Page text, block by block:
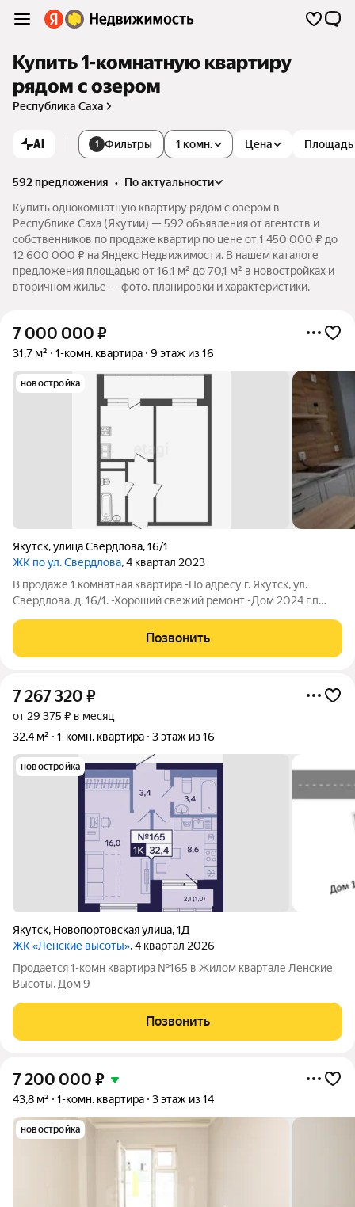
Купить 1-комнатную квартиру
рядом с озером
Республика Саха
AI 1 Фильтры 1 комн. Цена Площадь
592 предложения •
по актуальности
Купить однокомнатную квартиру рядом с озером в
Республике Саха (Якутии) — 592 объявления от агентств и
собственников по продаже квартир по цене от 1 450 000 ₽ до
12 600 000 ₽ на Яндекс Недвижимости. В нашем каталоге
предложения площадью от 16,1 м² до 70,1 м² в новостройках и
вторичном жилье — фото, планировки и характеристики.
7 000 000 ₽
31,7 м² 1-комн. квартира 9 этаж из 16
новостройка
Якутск,улица Свердлова,16/1
ЖК по ул. Свердлова, 4 квартал 2023
В продаже 1 комнатная квартира -По адресу г. Якутск, ул.
Свердлова, д. 16/1. -Хороший свежий ремонт -Дом 2024 г.п
МБДОУ Колокольчик, частный д/с "Беби Сити", Детский сад
№8 "Родничок", МБДОУ
Позвонить
7 267 320 ₽
от 29 375 ₽ в месяц
32,4 м²
1-комн. квартира 3 этаж из 16
новостройка
Якутск, Новопортовская улица,1Д
ЖК «Ленские высоты», 4 квартал 2026
Продается 1-комн квартира №165 в Жилом квартале Ленские
Высоты, Дом 9
Позвонить
7 200 000 ₽
43,8 м² 1-комн. квартира 3 этаж из 14
новостройка